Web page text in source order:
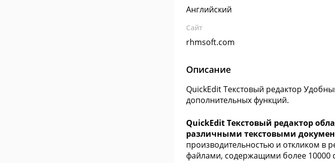
Английский
Сайт
rhmsoft.com
Описание
QuickEdit Текстовый редактор
дополнительных функций.
QuickEdit Текстовый редактор
различными текстовыми
производительностью и откликом в
файлами, содержащими более 10000